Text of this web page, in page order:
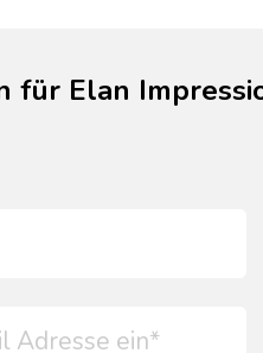
für Elan